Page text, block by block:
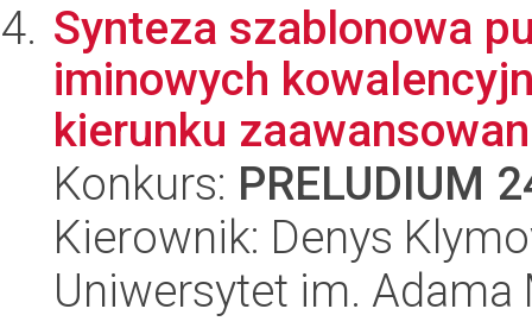
Synteza szablonowa
iminowych
kierunku
Konkurs: PRELUDIUM
Kierownik: Denys
Uniwersytet im.